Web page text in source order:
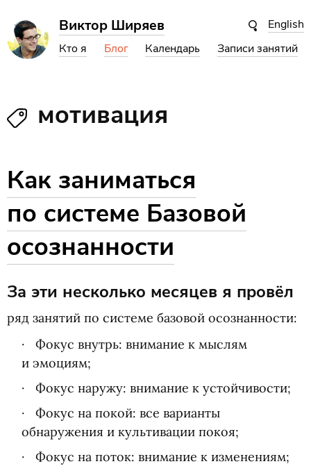
English
Виктор Ширяев
Кто я Блог Календарь Записи занятий
мотивация
Как заниматься
по системе Базовой
осознанности
За эти несколько месяцев я провёл
ряд занятий по системе базовой осознанности:
Фокус внутрь: внимание к мыслям
и эмоциям;
Фокус наружу: внимание к устойчивости;
Фокус на покой: все варианты
обнаружения и культивации покоя;
Фокус на поток: внимание к изменениям;